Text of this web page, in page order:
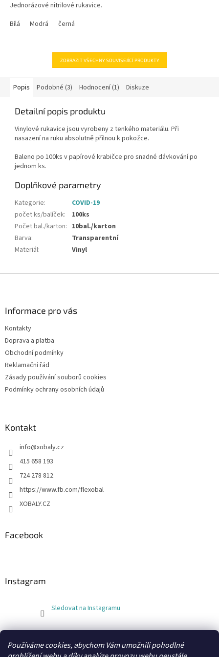
Používáme cookies, abychom Vám umožnili pohodlné
hvězdiček.
Jednorázové nitrilové rukavice.
Bílá
Modrá černá
ZOBRAZIT VŠECHNY SOUVISEJÍCÍ PRODUKTY
Popis Podobné (3) Hodnocení (1) Diskuze
Detailní popis produktu
Vinylové rukavice jsou vyrobeny z tenkého materiálu. Při
nasazení na ruku absolutně přilnou k pokožce.
Baleno po 100ks v papírové krabičce pro snadné dávkování po
jednom ks.
Doplňkové parametry
Kategorie:
COVID-19
počet ks/balíček:
100ks
Počet bal./karton: 10bal./karton
Barva:
Transparentní
Materiál: Vinyl
Informace pro vás
Kontakty
Doprava a platba
Obchodní podmínky
Reklamační řád
Zásady používání souborů cookies
Podmínky ochrany osobních údajů
Kontakt
info@xobaly.cz
415 658 193
724 278 812
https://www.fb.com/flexobal
XOBALY.CZ
Facebook
Instagram
Sledovat na Instagramu